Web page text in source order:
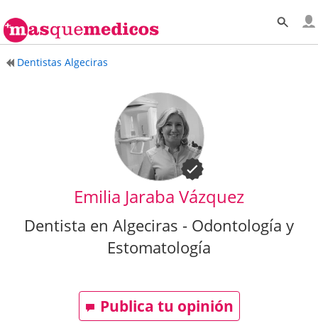
Dentistas Algeciras
Emilia Jaraba Vázquez
Dentista en Algeciras - Odontología y
Estomatología
Publica tu opinión